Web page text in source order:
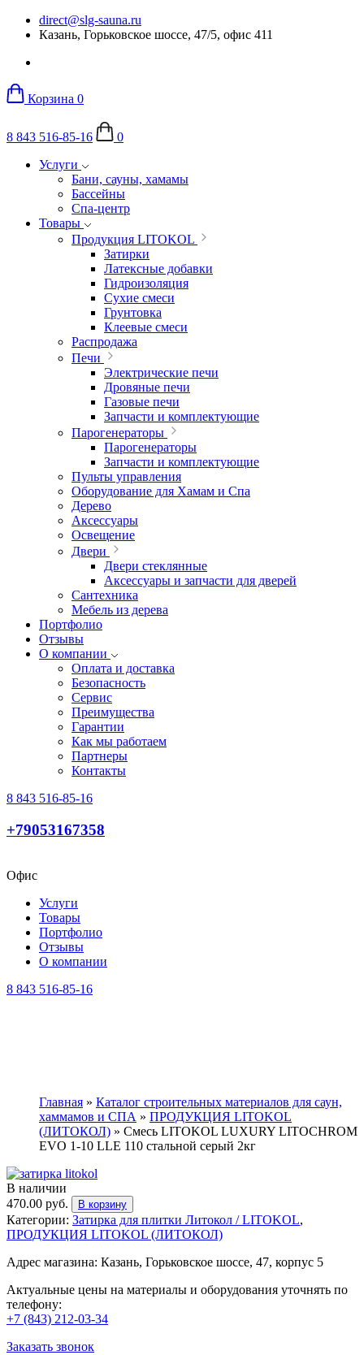
direct@slg-sauna.ru
Казань, Горьковское шоссе, 47/5, офис 411
Корзина 0
8 843 516-85-16
0
Услуги
Бани, сауны, хамамы
Бассейны
Спа-центр
Товары
Продукция LITOKOL
Затирки
Латексные добавки
Гидроизоляция
Сухие смеси
Грунтовка
Клеевые смеси
Распродажа
Печи
Электрические печи
Дровяные печи
Газовые печи
Запчасти и комплектующие
Парогенераторы
Парогенераторы
Запчасти и комплектующие
Пульты управления
Оборудование для Хамам и Спа
Дерево
Аксессуары
Освещение
Двери
Двери стеклянные
Аксессуары и запчасти для дверей
Сантехника
Мебель из дерева
Портфолио
Отзывы
О компании
Оплата и доставка
Безопасность
Сервис
Преимущества
Гарантии
Как мы работаем
Партнеры
Контакты
8 843 516-85-16
+79053167358
Офис
Услуги
Товары
Портфолио
Отзывы
О компании
8 843 516-85-16
Главная » Каталог строительных материалов для саун,
хаммамов и СПА » ПРОДУКЦИЯ LITOKOL
(ЛИТОКОЛ) » Смесь LITOKOL LUXURY LITOCHROM
EVO 1-10 LLE 110 стальной серый 2кг
В наличии
470.00 руб. В корзину
Категории: Затирка для плитки Литокол / LITOKOL,
ПРОДУКЦИЯ LITOKOL (ЛИТОКОЛ)
Адрес магазина: Казань, Горьковское шоссе, 47, корпус 5
Актуальные цены на материалы и оборудования уточнять по
телефону:
+7 (843) 212-03-34
Заказать звонок